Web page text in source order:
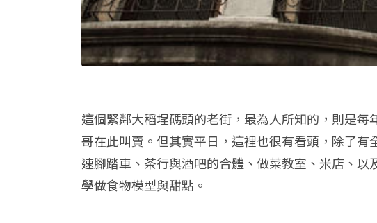
這個緊鄰大稻埕碼頭的老街，最為人所知的，則是
哥在此叫賣。但其實平日，這裡也很有看頭，除了
速腳踏車、茶行與酒吧的合體、做菜教室、米店、
學做食物模型與甜點。